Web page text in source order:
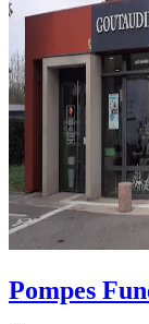
Pompes